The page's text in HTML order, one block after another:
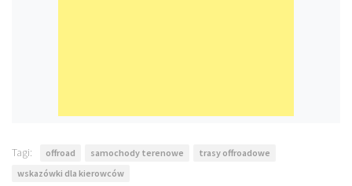
Tagi: offroad samochody terenowe
trasy offroadowe
wskazówki dla kierowców